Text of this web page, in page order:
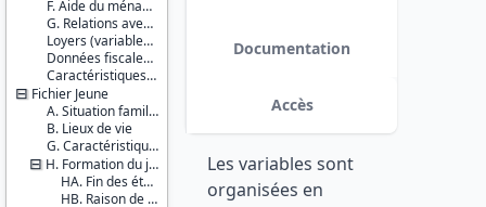
F. Aide du ménage du parent aux autres enfants
G. Relations avec le jeune
Loyers (variables imputées)
Données fiscales et sociales
Caractéristiques d'enquête
Fichier Jeune
A. Situation familiale du JA
B. Lieux de vie
G. Caractéristiques individuelles du jeune adulte
H. Formation du jeune adulte
HA. Fin des études
HB. Raison de l'arrêt des études
France
métropolitaine
Guadeloupe
La
Réunion
Producteurs :
INSEE
DREES
Diffuseur :
Progedo-
Documentation
Accès
Les variables sont
organisées en